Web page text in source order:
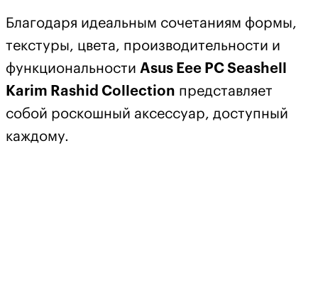
Благодаря идеальным сочетаниям формы,
текстуры, цвета, производительности и
функциональности Asus Eee PC Seashell
Karim Rashid Collection представляет
собой роскошный аксессуар, доступный
каждому.